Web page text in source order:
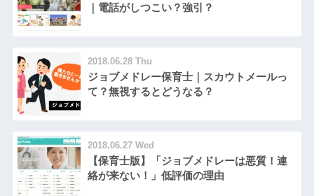
｜電話がしつこい？強引？
2018.06.28 Thu
ジョブメドレー保育士｜スカウトメールっ
て？無視するとどうなる？
2018.06.27 Wed
【保育士版】「ジョブメドレーは悪質！連
絡が来ない！」低評価の理由